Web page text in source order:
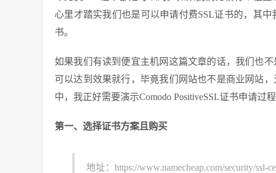
心里才踏实我们也是可以申请付费SSL证书的，其中
书。
如果我们有读到便宜主机网这篇文章的话，我们也
可以达到效果就行，毕竟我们网站也不是商业网站
中，我正好需要演示Comodo PositiveSSL证书申请过
第一、选择证书方案且购买
地址：https://www.namecheap.com/security/ssl-